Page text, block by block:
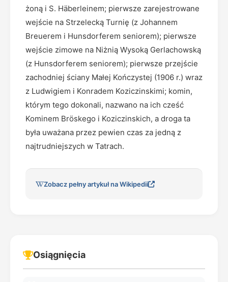
żoną i S. Häberleinem; pierwsze zarejestrowane
wejście na Strzelecką Turnię (z Johannem
Breuerem i Hunsdorferem seniorem); pierwsze
wejście zimowe na Niżnią Wysoką Gerlachowską
(z Hunsdorferem seniorem); pierwsze przejście
zachodniej ściany Małej Kończystej (1906 r.) wraz
z Ludwigiem i Konradem Koziczinskimi; komin,
którym tego dokonali, nazwano na ich cześć
Kominem Bröskego i Koziczinskich, a droga ta
była uważana przez pewien czas za jedną z
najtrudniejszych w Tatrach.
Zobacz pełny artykuł na Wikipedii
Osiągnięcia